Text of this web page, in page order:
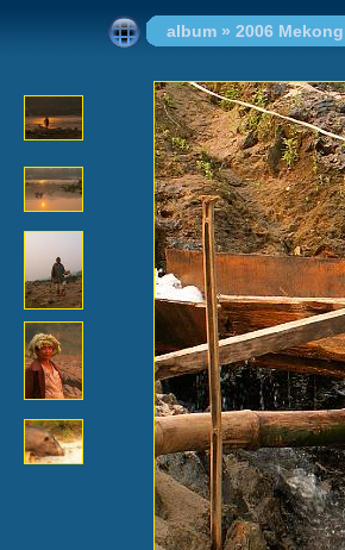
album » 2006 Mekong